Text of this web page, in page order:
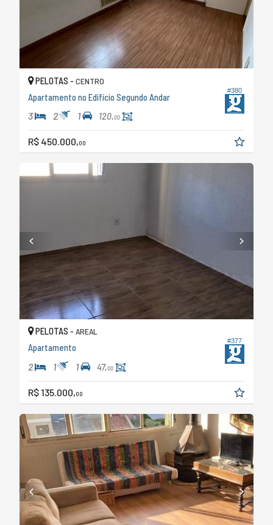
#380
PELOTAS - CENTRO
Apartamento no Edifício Segundo Andar
3 2 1 120,00
R$ 450.000,00
#377
PELOTAS - AREAL
Apartamento
2 1 1 47,00
R$ 135.000,00